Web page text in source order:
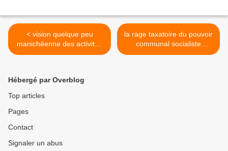
< vision quelque peu
manichéenne des activités
festives nocturnes dans la
la rage taxatoire du pouvoir
communal socialiste
chapellois épinglée une
Hébergé par Overblog
Top articles
Pages
Contact
Signaler un abus